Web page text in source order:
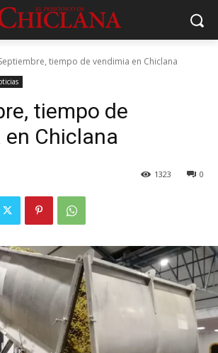
tiempo de vendimia en Chiclana
tiempo de
Chiclana
0
1323